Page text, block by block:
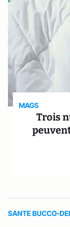
MAGS
Trois
SANTE BUCCO-